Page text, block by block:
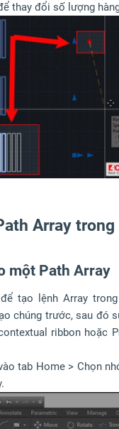
thay đổi số lượng
Array
một Path Array
tạo lệnh Array
chúng trước, sau đó
ribbon hoặc
tab Home > Chọn